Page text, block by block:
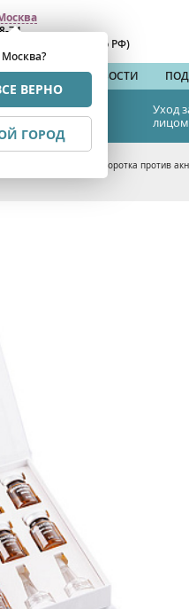
ВЕРНО
ГОРОД
74
(бесплатный по РФ)
БРЕНДЫ НОВОСТИ
Эстетическая
медицина
Уход
лицом
Сыворотка против